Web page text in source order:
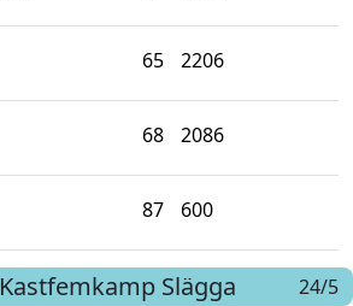
65 2206
68 2086
87 600
Kastfemkamp Slägga 24/5